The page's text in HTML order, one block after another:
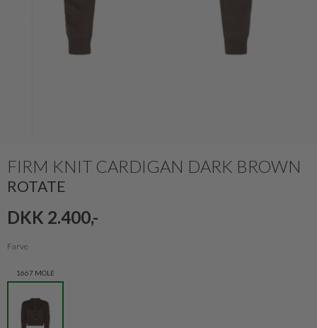
FIRM KNIT CARDIGAN DARK BROWN
ROTATE
DKK 2.400,-
Farve
1667 MOLE